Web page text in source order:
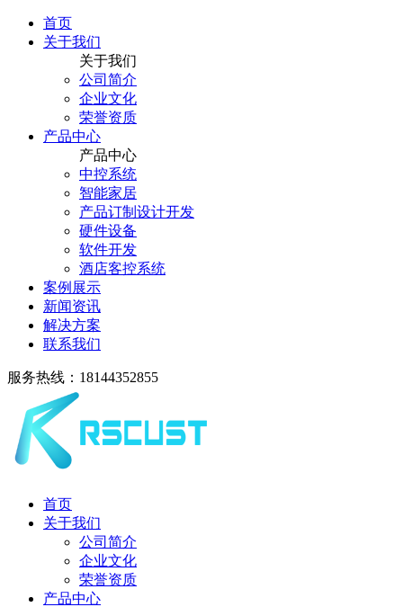
首页
关于我们
关于我们
公司简介
企业文化
荣誉资质
产品中心
产品中心
中控系统
智能家居
产品订制设计开发
硬件设备
软件开发
酒店客控系统
案例展示
新闻资讯
解决方案
联系我们
服务热线：18144352855
首页
关于我们
公司简介
企业文化
荣誉资质
产品中心